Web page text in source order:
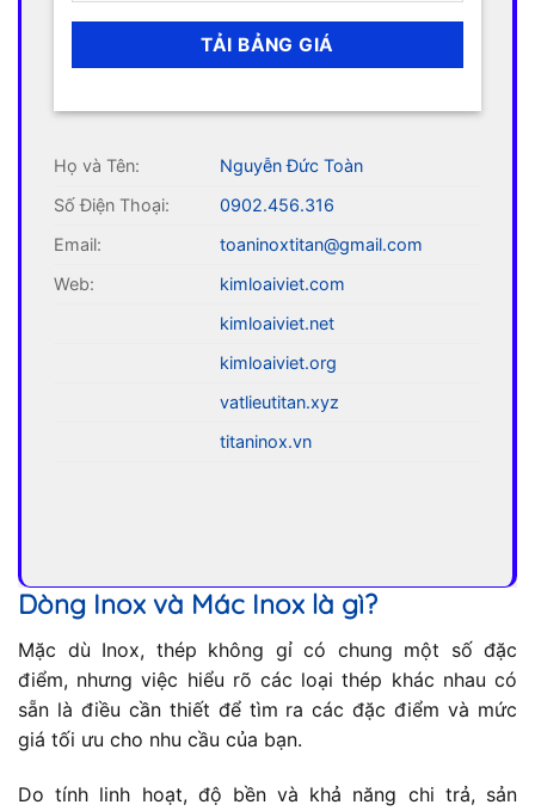
Họ và Tên:
Nguyễn Đức Toàn
Số Điện Thoại:
0902.456.316
Email:
toaninoxtitan@gmail.com
Web:
kimloaiviet.com
kimloaiviet.net
kimloaiviet.org
vatlieutitan.xyz
titaninox.vn
Dòng Inox và Mác Inox là gì?
Mặc dù Inox, thép không gỉ có chung một số đặc
điểm, nhưng việc hiểu rõ các loại thép khác nhau có
sẵn là điều cần thiết để tìm ra các đặc điểm và mức
giá tối ưu cho nhu cầu của bạn.
Do tính linh hoạt, độ bền và khả năng chi trả, sản